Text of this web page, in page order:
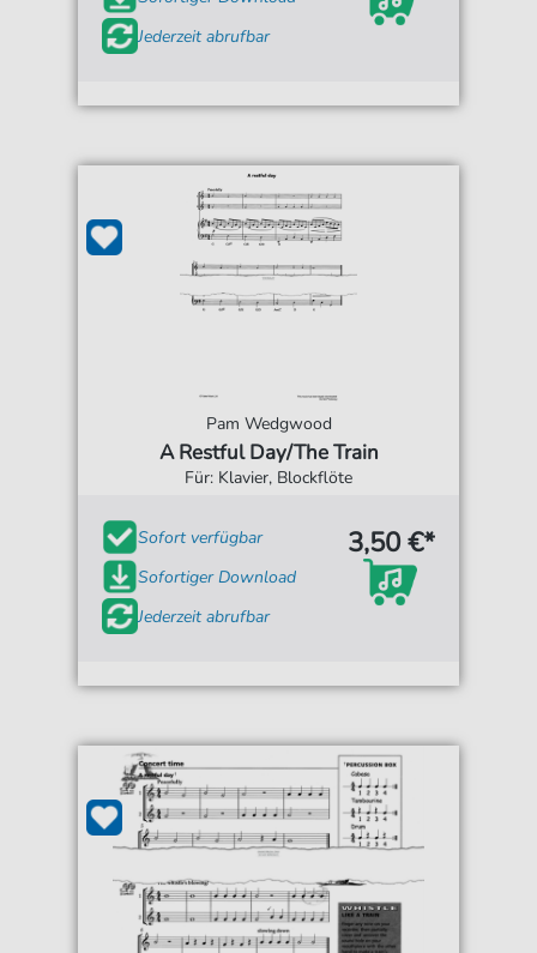
Jederzeit abrufbar
Pam Wedgwood
A Restful Day/The Train
Für: Klavier, Blockflöte
Sofort verfügbar
Sofortiger Download
Jederzeit abrufbar
3,50 €*